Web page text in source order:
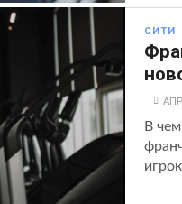
СИТИ
В